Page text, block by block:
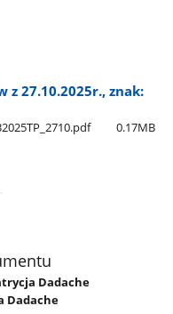
z 27.10.2025r., znak:
0.17MB
Dadache
Dadache